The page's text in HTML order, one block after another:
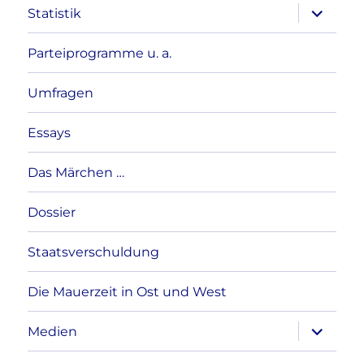
Statistik
anzeigen
Parteiprogramme u. a.
Umfragen
Essays
Das Märchen …
Dossier
Staatsverschuldung
Die Mauerzeit in Ost und West
Medien
anzeigen